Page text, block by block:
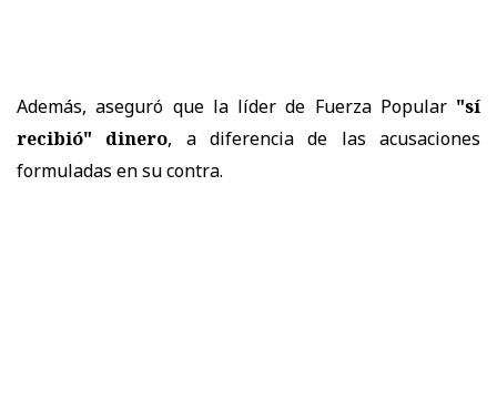
Además, aseguró que la líder de Fuerza Popular "sí
recibió" dinero, a diferencia de las acusaciones
formuladas en su contra.